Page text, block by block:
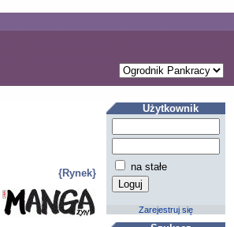
{Rynek}
Użytkownik
na stałe
Zarejestruj się